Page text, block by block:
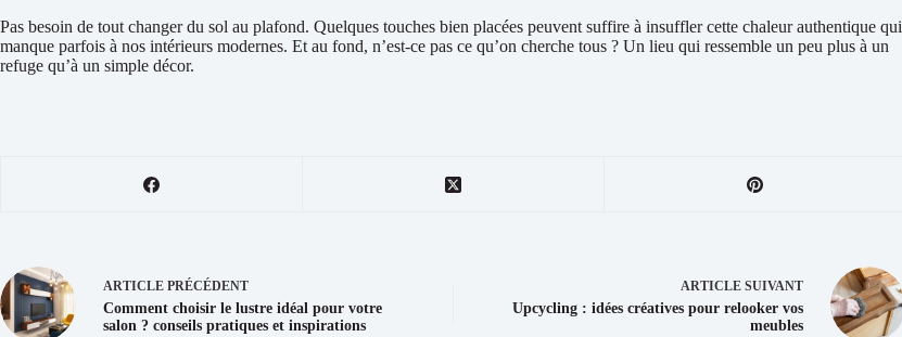
Pas besoin de tout changer du sol au plafond. Quelques touches bien placées peuvent suffire à insuffler cette chaleur authentique qui
manque parfois à nos intérieurs modernes. Et au fond, n’est-ce pas ce qu’on cherche tous ? Un lieu qui ressemble un peu plus à un
refuge qu’à un simple décor.
ARTICLE PRÉCÉDENT
Comment choisir le lustre idéal pour votre
salon ? conseils pratiques et inspirations
ARTICLESUIVANT
Upcycling : idées créatives pour relooker vos
meubles